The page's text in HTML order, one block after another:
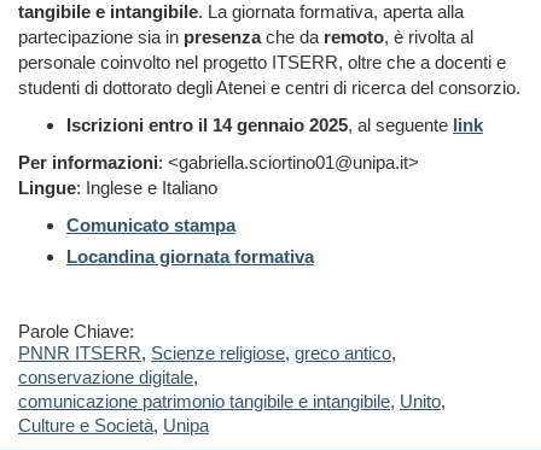
tangibile e intangibile. La giornata formativa, aperta alla
partecipazione sia in presenzache da remoto, è rivolta al
personale coinvolto nel progetto ITSERR, oltre che a docenti e
studenti di dottorato degli Atenei e centri di ricerca del consorzio.
Iscrizioni entro il 14 gennaio 2025, al seguente link
Per informazioni: <gabriella.sciortino01@unipa.it>
Lingue: Inglese e Italiano
Comunicato stampa
Locandina giornata formativa
Parole Chiave:
PNNR ITSERR, Scienze religiose, greco antico,
conservazione digitale,
comunicazione patrimonio tangibile e intangibile, Unito,
Culture e Società, Unipa